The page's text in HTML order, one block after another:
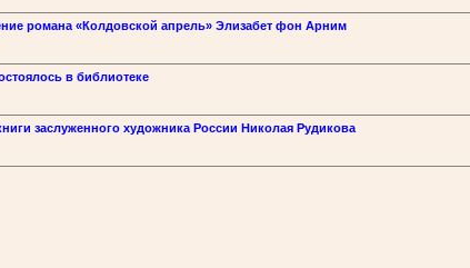
романа «Колдовской апрель» Элизабет фон Арним
в библиотеке
заслуженного художника России Николая Рудикова